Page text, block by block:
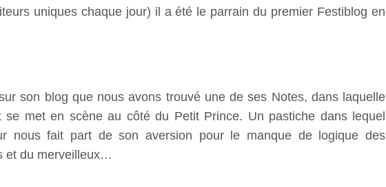
uniques chaque jour) il a été le parrain du premier Festiblog en
sur son blog que nous avons trouvé une de ses Notes, dans laquelle
se met en scène au côté du Petit Prince. Un pastiche dans lequel
nous fait part de son aversion pour le manque de logique des
et du merveilleux…